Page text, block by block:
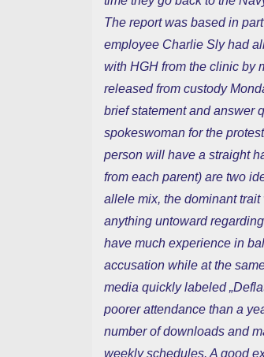
The report was based in
employee Charlie Sly had
with HGH from the clinic by
released from custody
brief statement and answer
spokeswoman for the
person will have a straight
from each parent) are two
allele mix, the dominant
anything untoward
have much experience in
accusation while at the
media quickly labeled
poorer attendance than a
number of downloads and
weekly schedules. A good